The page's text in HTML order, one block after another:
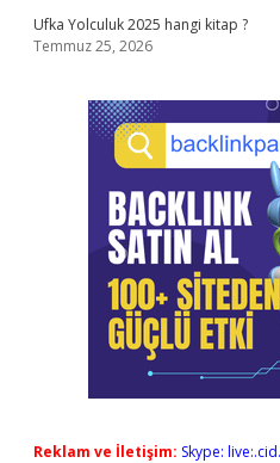
Ufka Yolculuk 2025 hangi kitap ?
Temmuz 25, 2026
Reklam ve İletişim: Skype: